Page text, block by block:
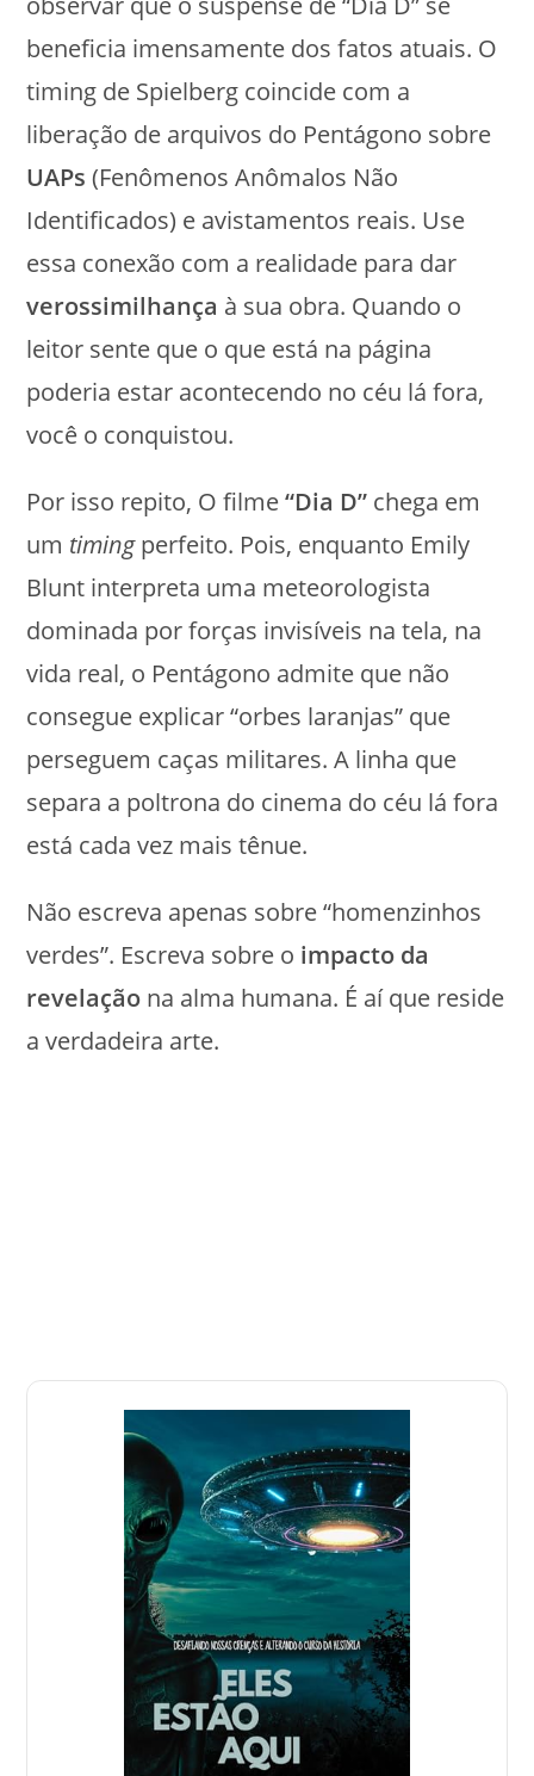
beneficia imensamente dos fatos atuais. O
timing de Spielberg coincide com a
liberação de arquivos do Pentágono sobre
UAPs (Fenômenos Anômalos Não
Identificados) e avistamentos reais. Use
essa conexão com a realidade para dar
verossimilhança à sua obra. Quando o
leitor sente que o que está na página
poderia estar acontecendo no céu lá fora,
você o conquistou.
Por isso repito, O filme“Dia D” chega em
um timingperfeito. Pois, enquanto Emily
Blunt interpreta uma meteorologista
dominada por forças invisíveis na tela, na
vida real, o Pentágono admite que não
consegue explicar “orbes laranjas” que
perseguem caças militares. A linha que
separa a poltrona do cinema do céu lá fora
está cada vez mais tênue.
Não escreva apenas sobre “homenzinhos
verdes”. Escreva sobre o impacto da
revelação na alma humana. É aí que reside
a verdadeira arte.